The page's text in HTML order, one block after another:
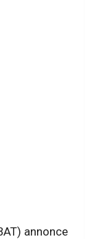
annonce